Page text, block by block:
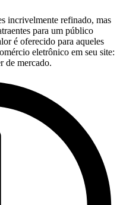
incrivelmente refinado, mas
para um público
é oferecido para aqueles
eletrônico em seu site:
de mercado.